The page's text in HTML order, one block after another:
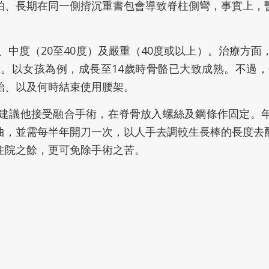
長期在同一側揹沉重書包會導致脊柱側彎，事實上
度（20至40度）及嚴重（40度或以上）。治療方
以女孩為例，成長至14歲時骨骼已大致成熟。不過
以及何時結束使用腰架。
議他接受融合手術，在脊骨放入螺絲及鋼條作固定
並需每半年開刀一次，以人手去調較生長棒的長度
之餘，更可免除手術之苦。